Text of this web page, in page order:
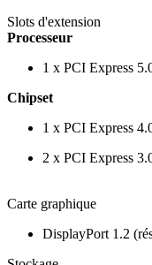
Slots d'extension
Processeur
1 x PCI Express
Chipset
1 x PCI Express
2 x PCI Express
Carte graphique
DisplayPort 1.2